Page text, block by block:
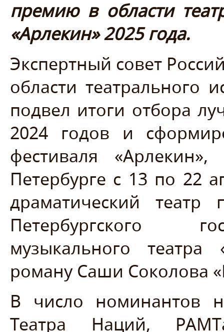
премию в области
«Арлекин» 2025 года.
Экспертный совет
области театрального
подвел итоги отбора
2024 годов и
фестиваля
Петербурге с 13 по 22
драматический театр
Петербургского
музыкального театра
роману Саши Соколова
В число номинантов
Театра Наций,